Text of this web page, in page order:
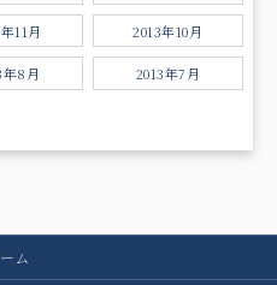
11月 2013年10月
年8月 2013年7月
ム